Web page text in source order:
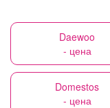
Daewoo
- цена
Domestos
- цена